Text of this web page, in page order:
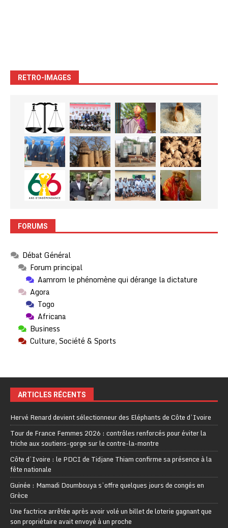
RETRO-IMAGES
FORUMS
Débat Général
Forum principal
Aamrom le phénomène qui dérange la dictature
Agora
Togo
Africana
Business
Culture, Société & Sports
ARTICLES RÉCENTS
Hervé Renard devient sélectionneur des Eléphants de Côte d’Ivoire
Tour de France Femmes 2026 : contrôles renforcés pour éviter la
triche aux soutiens-gorge sur le contre-la-montre
Côte d’Ivoire : le PDCI de Tidjane Thiam confirme sa présence à la
fête nationale
Guinée : Mamadi Doumbouya s’offre quelques jours de congés en
Grèce
Une factrice arrêtée après avoir volé un billet de loterie gagnant que
son propriétaire avait envoyé à un proche